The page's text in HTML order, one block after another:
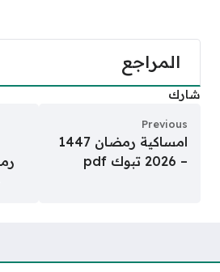
المراجع
شارك
Previous
امساكية رمضان 1447
– 2026 تبوك pdf